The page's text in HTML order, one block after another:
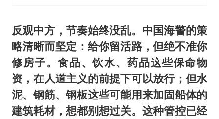
反观中方，节奏始终没乱。中国海警的策
略清晰而坚定：给你留活路，但绝不准你
修房子。食品、饮水、药品这些保命物
资，在人道主义的前提下可以放行；但水
泥、钢筋、钢板这些可能用来加固船体的
建筑耗材，想都别想过关。这种管控已经